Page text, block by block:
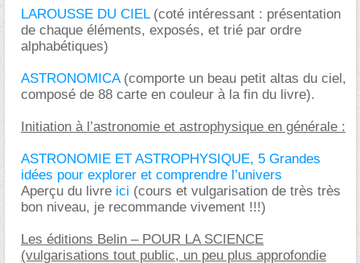
LAROUSSE DU CIEL(coté intéressant : présentation
de chaque éléments, exposés, et trié par ordre
alphabétiques)
ASTRONOMICA(comporte un beau petit altas du ciel,
composé de 88 carte en couleur à la fin du livre).
Initiation à l’astronomie et astrophysique en générale :
ASTRONOMIE ET ASTROPHYSIQUE, 5 Grandes
idées pour explorer et comprendre l’univers
Aperçu du livre ici (cours et vulgarisation de très très
bon niveau, je recommande vivement !!!)
Les éditions Belin – POUR LA SCIENCE
(vulgarisations tout public, un peu plus approfondie